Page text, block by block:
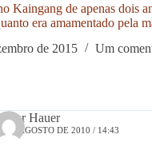
Kaingang de apenas dois
era amamentado pela
de 2015
Um
Hauer
DE AGOSTO DE 2010 / 14:43